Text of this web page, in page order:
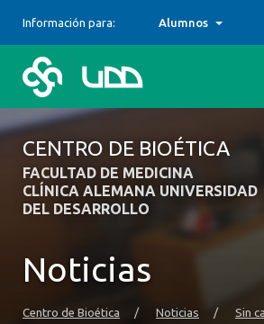
CENTRO DE BIOÉTICA
FACULTAD DE MEDICINA
CLÍNICA ALEMANA UNIVERSIDAD
DEL DESARROLLO
Información para: Alumnos
Noticias
Centro de Bioética / Noticias / Sin